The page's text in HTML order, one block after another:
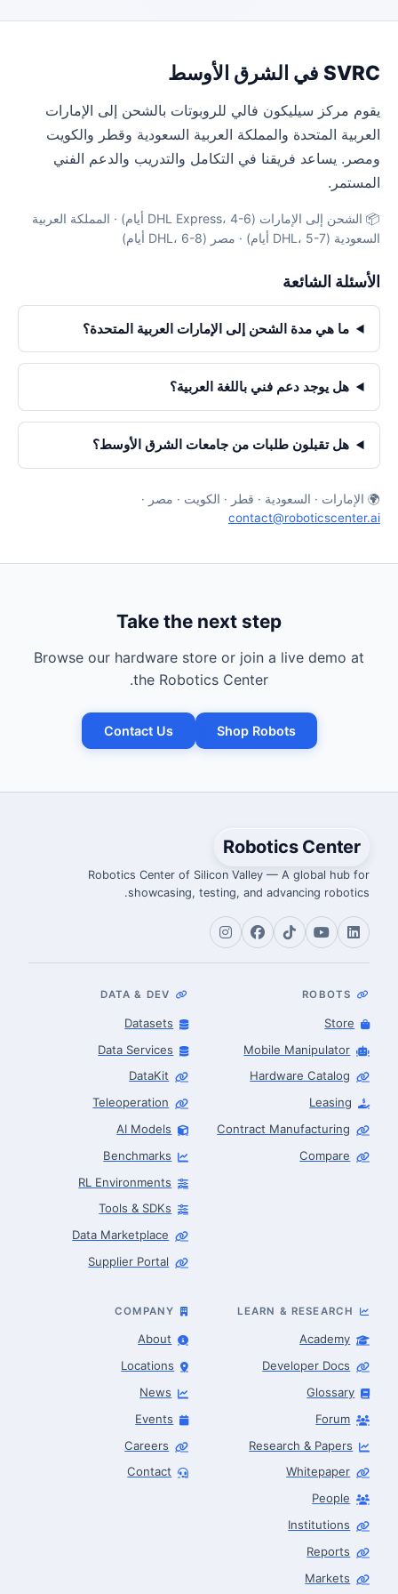
SVRC في الشرق الأوسط
يقوم مركز سيليكون فالي للروبوتات بالشحن إلى الإمارات
العربية المتحدة والمملكة العربية السعودية وقطر والكويت
ومصر. يساعد فريقنا في التكامل والتدريب والدعم الفني
المستمر.
📦 الشحن إلى الإمارات (DHL Express، 4-6 أيام) · المملكة العربية
السعودية (DHL، 5-7 أيام) · مصر (DHL، 6-8 أيام)
الأسئلة الشائعة
ما هي مدة الشحن إلى الإمارات العربية المتحدة؟
هل يوجد دعم فني باللغة العربية؟
هل تقبلون طلبات من جامعات الشرق الأوسط؟
🌍 الإمارات · السعودية · قطر · الكويت · مصر ·
contact@roboticscenter.ai
Take the next step
Browse our hardware store or join a live demo at
the Robotics Center.
Shop Robots
Contact Us
Robotics Center
Robotics Center of Silicon Valley — A global hub for
showcasing, testing, and advancing robotics.
ROBOTS
Store
Mobile Manipulator
Hardware Catalog
Leasing
Contract Manufacturing
Compare
DATA & DEV
Datasets
Data Services
DataKit
Teleoperation
AI Models
Benchmarks
RL Environments
Tools & SDKs
Data Marketplace
Supplier Portal
LEARN & RESEARCH
Academy
Developer Docs
Glossary
Forum
Research & Papers
Whitepaper
People
Institutions
Reports
Markets
COMPANY
About
Locations
News
Events
Careers
Contact
Robotics Advisor